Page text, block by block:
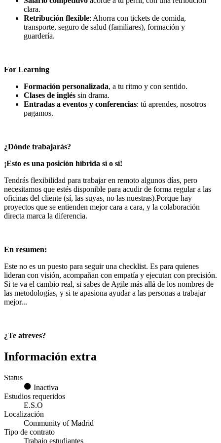
clara.
Retribución flexible: Ahorra con tickets de comida,
transporte, seguro de salud (familiares), formación y
guardería.
For Learning
Formación personalizada, a tu ritmo y con sentido.
Clases de inglés sin drama.
Entradas a eventos y conferencias: tú aprendes, nosotros
pagamos.
¿Dónde trabajarás?
¡Esto es una posición híbrida sí o sí!
Tendrás flexibilidad para trabajar en remoto algunos días, pero
necesitamos que estés disponible para acudir de forma regular a las
oficinas del cliente (sí, las suyas, no las nuestras).Porque hay
proyectos que se entienden mejor cara a cara, y la colaboración
directa marca la diferencia.
En resumen:
Este no es un puesto para seguir una checklist. Es para quienes
lideran con visión, acompañan con empatía y ejecutan con precisión.
Si te va el cambio real, si sabes de Agile más allá de los nombres de
las metodologías, y si te apasiona ayudar a las personas a trabajar
mejor...
¿Te atreves?
Información extra
Status
Inactiva
Estudios requeridos
E.S.O
Localización
Community of Madrid
Tipo de contrato
Trabajo estudiantes